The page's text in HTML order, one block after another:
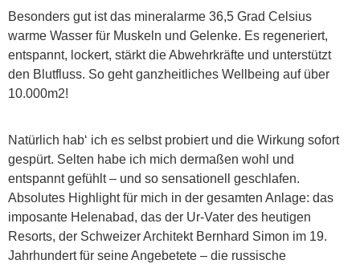
Besonders gut ist das mineralarme 36,5 Grad Celsius
warme Wasser für Muskeln und Gelenke. Es regeneriert,
entspannt, lockert, stärkt die Abwehrkräfte und unterstützt
den Blutfluss. So geht ganzheitliches Wellbeing auf über
10.000m2!
Natürlich hab‘ ich es selbst probiert und die Wirkung sofort
gespürt. Selten habe ich mich dermaßen wohl und
entspannt gefühlt – und so sensationell geschlafen.
Absolutes Highlight für mich in der gesamten Anlage: das
imposante Helenabad, das der Ur-Vater des heutigen
Resorts, der Schweizer Architekt Bernhard Simon im 19.
Jahrhundert für seine Angebetete – die russische